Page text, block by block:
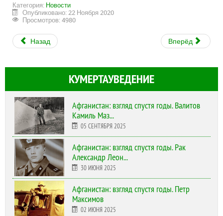
Категория: Новости
Опубликовано: 22 Ноября 2020
Просмотров: 4980
Назад Вперёд
КУМЕРТАУВЕДЕНИЕ
Афганистан: взгляд спустя годы. Валитов
Камиль Маз...
05 СЕНТЯБРЯ 2025
Афганистан: взгляд спустя годы. Рак
Александр Леон...
30 ИЮНЯ 2025
Афганистан: взгляд спустя годы. Петр
Максимов
02 ИЮНЯ 2025